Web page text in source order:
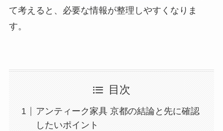
て考えると、必要な情報が整理しやすくなりま
す。
目次
アンティーク家具 京都の結論と先に確認
したいポイント